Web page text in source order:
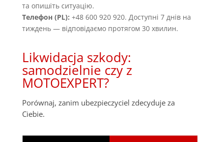
та опишіть ситуацію.
Телефон (PL): +48 600 920 920. Доступні 7 днів на
тиждень — відповідаємо протягом 30 хвилин.
Likwidacja szkody:
samodzielnie czy z
MOTOEXPERT?
Porównaj, zanim ubezpieczyciel zdecyduje za
Ciebie.